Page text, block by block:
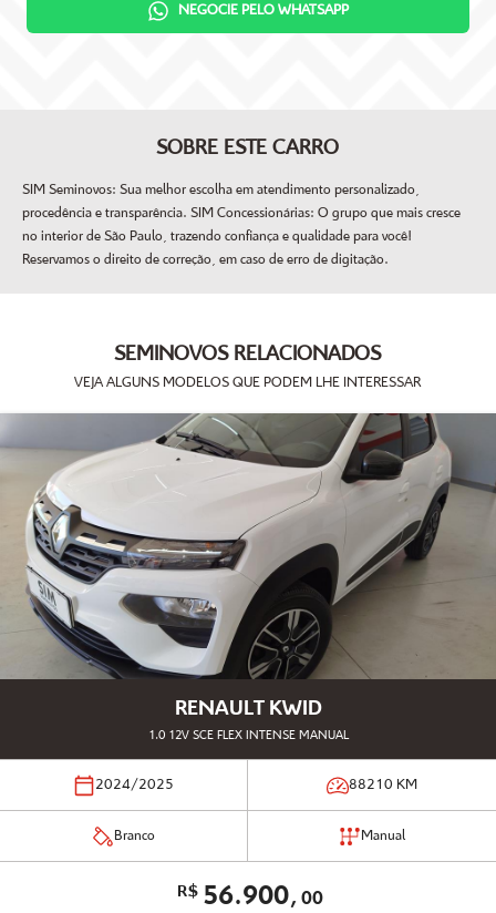
NEGOCIE PELO WHATSAPP
SOBRE ESTE CARRO
SIM Seminovos: Sua melhor escolha em atendimento personalizado,
procedência e transparência. SIM Concessionárias: O grupo que mais cresce
no interior de São Paulo, trazendo confiança e qualidade para você!
Reservamos o direito de correção, em caso de erro de digitação.
SEMINOVOS RELACIONADOS
VEJA ALGUNS MODELOS QUE PODEM LHE INTERESSAR
RENAULT KWID
1.0 12V SCE FLEX INTENSE MANUAL
2024/2025 88210 KM
Branco Manual
R$56.900, 00